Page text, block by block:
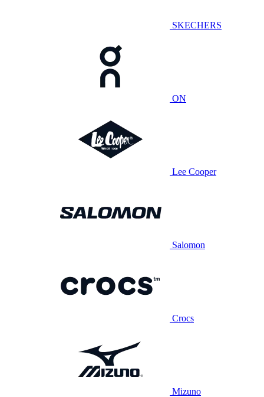
SKECHERS
ON
Lee Cooper
Salomon
Crocs
Mizuno